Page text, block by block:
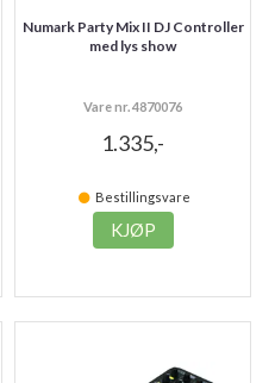
Numark Party Mix II DJ Controller
med lys show
Vare nr. 4870076
1.335,-
Bestillingsvare
KJØP